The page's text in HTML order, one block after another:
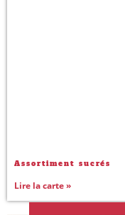
Assortiment sucrés
Lire la carte »